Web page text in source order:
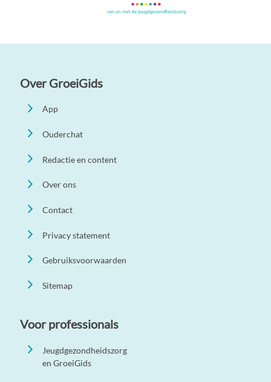
Over GroeiGids
App
Ouderchat
Redactie en content
Over ons
Contact
Privacy statement
Gebruiksvoorwaarden
Sitemap
Voor professionals
Jeugdgezondheidszorg
en GroeiGids